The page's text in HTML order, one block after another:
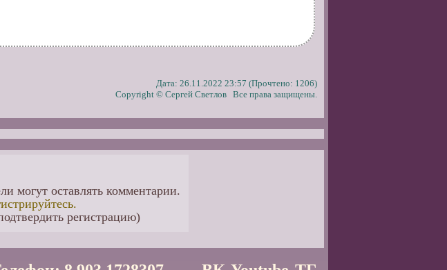
Дата: 26.11.2022 23:57 (Прочтено: 1206)
Copyright © Сергей Светлов Все права защищены.
могут оставлять комментарии.
регистрацию)